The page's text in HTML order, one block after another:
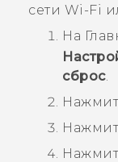
сети Wi-Fi
На
сброс.